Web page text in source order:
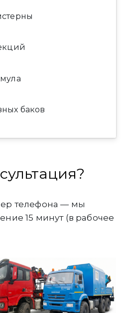
баков
телефона — мы
15 минут (в рабочее